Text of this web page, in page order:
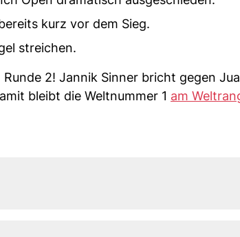
kurz vor dem Sieg.
streichen.
2! Jannik Sinner bricht gegen
bleibt die Weltnummer 1 am